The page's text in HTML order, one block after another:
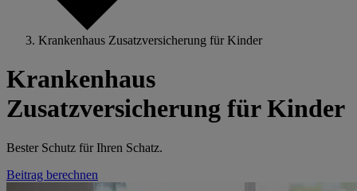
Krankenhaus Zusatzversicherung für Kinder
Krankenhaus
Zusatzversicherung für Kinder
Bester Schutz für Ihren Schatz.
Beitrag berechnen